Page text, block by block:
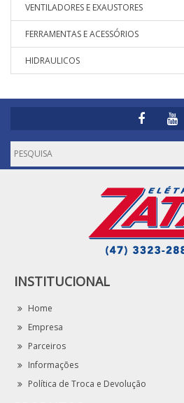
VENTILADORES E EXAUSTORES
FERRAMENTAS E ACESSÓRIOS
HIDRAULICOS
INSTITUCIONAL
Home
Empresa
Parceiros
Informações
Política de Troca e Devolução